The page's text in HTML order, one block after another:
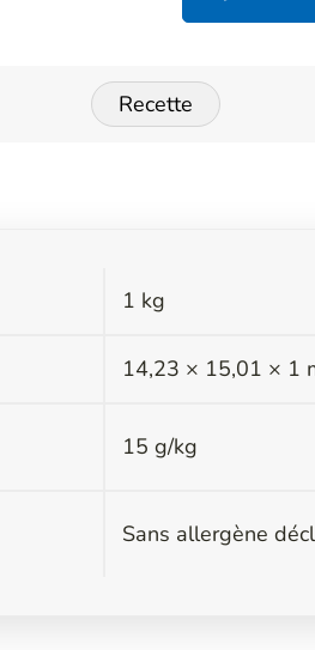
Recette
1 kg
14,23 × 15,01 × 1
15 g/kg
Sans allergène